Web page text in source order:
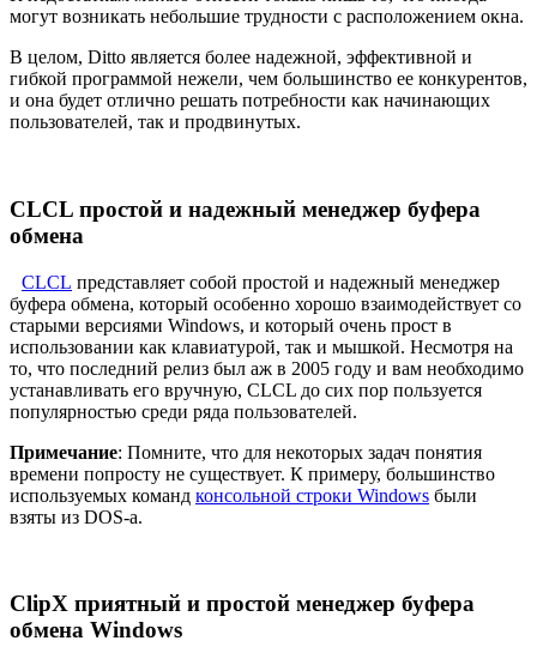
могут возникать небольшие трудности с расположением окна.
В целом, Ditto является более надежной, эффективной и
гибкой программой нежели, чем большинство ее конкурентов,
и она будет отлично решать потребности как начинающих
пользователей, так и продвинутых.
CLCL простой и надежный менеджер буфера
обмена
CLCL представляет собой простой и надежный менеджер
буфера обмена, который особенно хорошо взаимодействует со
старыми версиями Windows, и который очень прост в
использовании как клавиатурой, так и мышкой. Несмотря на
то, что последний релиз был аж в 2005 году и вам необходимо
устанавливать его вручную, CLCL до сих пор пользуется
популярностью среди ряда пользователей.
Примечание: Помните, что для некоторых задач понятия
времени попросту не существует. К примеру, большинство
используемых команд консольной строки Windows были
взяты из DOS-а.
ClipX приятный и простой менеджер буфера
обмена Windows